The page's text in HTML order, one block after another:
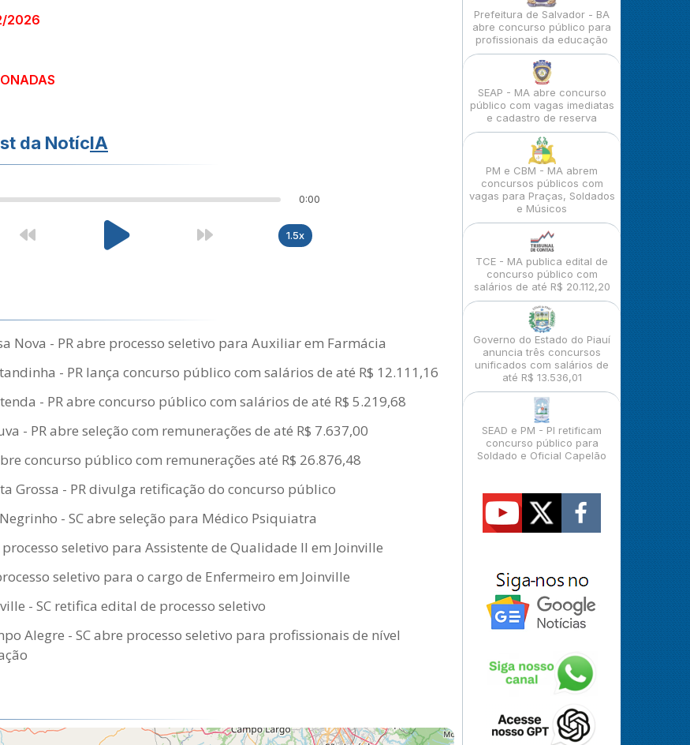
2026
da NotícIA
0:00
1.5x
Nova - PR abre processo seletivo para Auxiliar em Farmácia
- PR lança concurso público com salários de até R$ 12.111,16
- PR abre concurso público com salários de até R$ 5.219,68
- PR abre seleção com remunerações de até R$ 7.637,00
concurso público com remunerações até R$ 26.876,48
Grossa - PR divulga retificação do concurso público
- SC abre seleção para Médico Psiquiatra
processo seletivo para Assistente de Qualidade II em Joinville
seletivo para o cargo de Enfermeiro em Joinville
- SC retifica edital de processo seletivo
Alegre - SC abre processo seletivo para profissionais de nível
Prefeitura de Salvador - BA
abre concurso público para
profissionais da educação
SEAP - MA abre concurso
público com vagas imediatas
e cadastro de reserva
PM e CBM - MA abrem
concursos públicos com
vagas para Praças, Soldados
e Músicos
TCE - MA publica edital de
concurso público com
salários de até R$ 20.112,20
Governo do Estado do Piauí
anuncia três concursos
unificados com salários de
até R$ 13.536,01
SEAD e PM - PI retificam
concurso público para
Soldado e Oficial Capelão